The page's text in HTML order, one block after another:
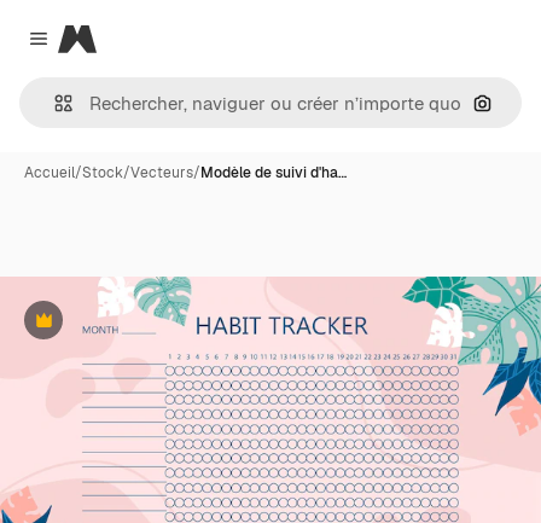
Close menu
Magnific
Accueil/Stock/Vecteurs/Modèle de suivi d'ha…
Premium